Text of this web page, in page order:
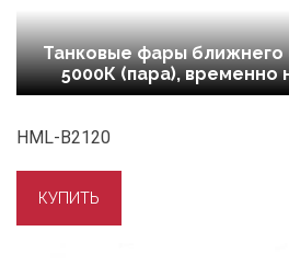
Танковые фары ближнего
5000К (пара), временно
HML-B2120